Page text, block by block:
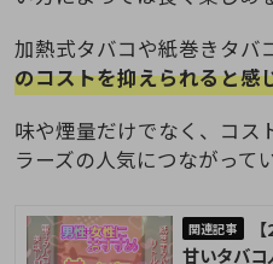
加熱式タバコや紙巻きタバ
のコストを抑えられると感
味や煙量だけでなく、コス
ラーズの人気につながって
甘いタバコ